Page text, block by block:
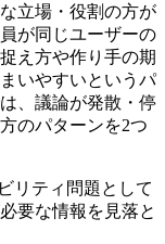
立場・役割の方が
が同じユーザーの
え方や作り手の期
いやすいというパ
、議論が発散・停
のパターンを2つ
リティ問題として
要な情報を見落と